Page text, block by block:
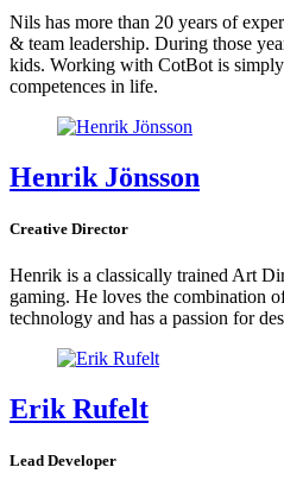
Nils has more than 20 years of
& team leadership. During those
kids. Working with CotBot is
competences in life.
Henrik Jönsson
Creative Director
Henrik is a classically trained Art
gaming. He loves the combination
technology and has a passion for
Erik Rufelt
Lead Developer